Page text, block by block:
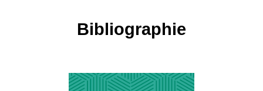
Bibliographie